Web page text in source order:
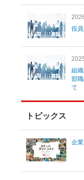
役
組
部
て
トピックス
企